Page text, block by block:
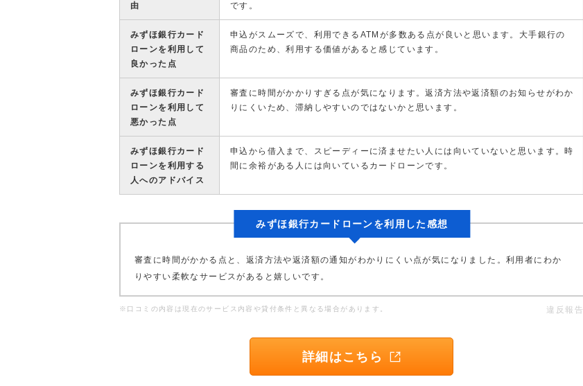
由
です。
みずほ銀行カード
ローンを利用して
良かった点
申込がスムーズで、利用できるATMが多数ある点が良いと思います。大手銀行の
商品のため、利用する価値があると感じています。
みずほ銀行カード
ローンを利用して
悪かった点
審査に時間がかかりすぎる点が気になります。返済方法や返済額のお知らせがわか
りにくいため、滞納しやすいのではないかと思います。
みずほ銀行カード
ローンを利用する
人へのアドバイス
申込から借入まで、スピーディーに済ませたい人には向いていないと思います。時
間に余裕がある人には向いているカードローンです。
みずほ銀行カードローンを利用した感想
審査に時間がかかる点と、返済方法や返済額の通知がわかりにくい点が気になりました。利用者にわか
りやすい柔軟なサービスがあると嬉しいです。
※口コミの内容は現在のサービス内容や貸付条件と異なる場合があります。 違反報告
詳細はこちら